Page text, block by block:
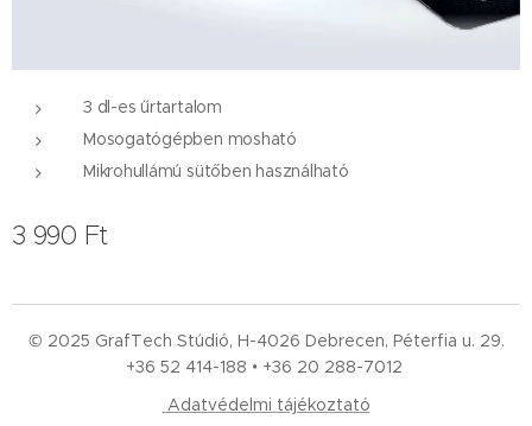
3 dl-es űrtartalom
Mosogatógépben mosható
Mikrohullámú sütőben használható
3 990 Ft
© 2025 GrafTech Stúdió, H-4026 Debrecen, Péterfia u. 29.
+36 52 414-188 • +36 20 288-7012
Adatvédelmi tájékoztató